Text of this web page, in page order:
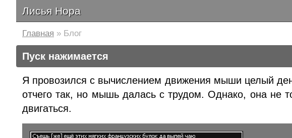
Лисья Нора
Главная » Блог
Пуск нажимается
Я провозился с вычислением движения мыши целый
отчего так, но мышь далась с трудом. Однако, она не
двигаться.